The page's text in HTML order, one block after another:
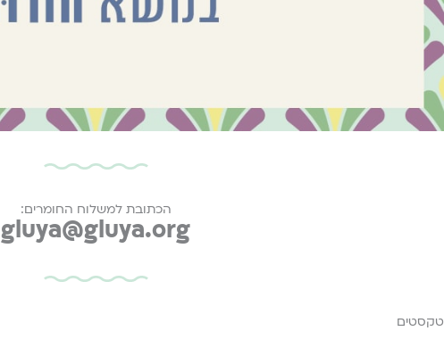
הכתובת למשלוח החומרים:
gluya@gluya.org
טקסטים